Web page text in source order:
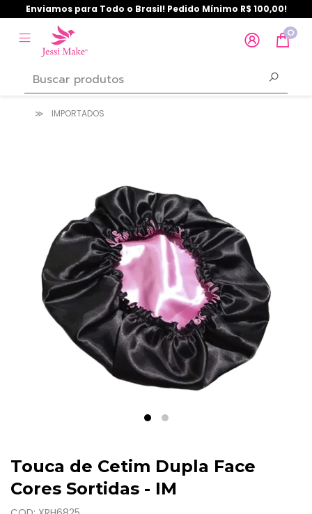
Enviamos para Todo o Brasil! Pedido Mínimo R$ 100,00!
0
IMPORTADOS
Touca de Cetim Dupla Face
Cores Sortidas - IM